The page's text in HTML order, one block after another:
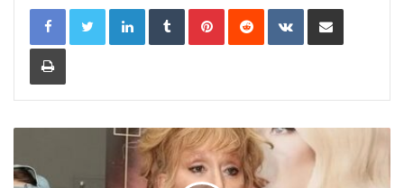
LinkedInTumblr PinterestReddit VKontakteShare via Email
Print